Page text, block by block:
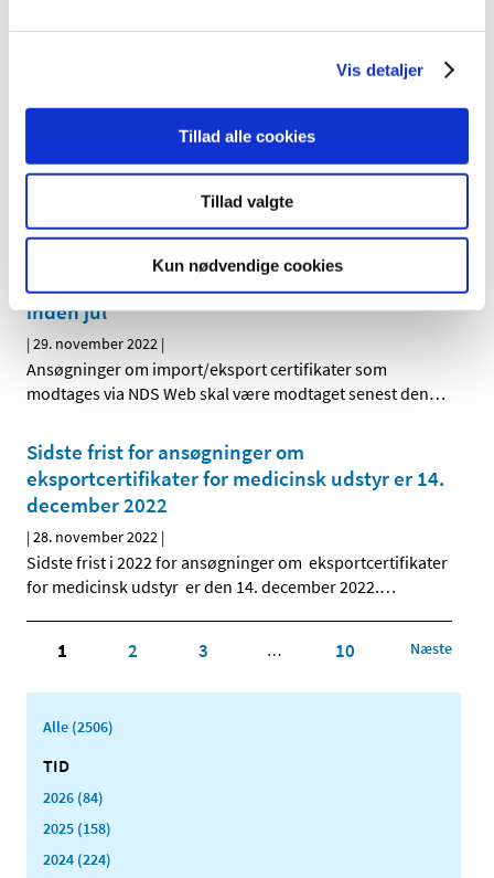
Vis detaljer
Tillad alle cookies
Tillad valgte
Kun nødvendige cookies
Fra 1. januar 2023 ændres angivelse af ansvarlig leder,
kontrakttagere og kvalitetsansvarlig person på …
Bevilling til at drive Frederiksberg Apotek
Lægemiddelstyrelsen har den 25. november 2022
meddelt, at Siva Prasada Reddy Maddirala Venkata får
Ansøgningsfrister for udstedelse af certifikater
til import/eksport af euforiserende stoffer
inden jul
| 29. november 2022 |
Ansøgninger om import/eksport certifikater som
modtages via NDS Web skal være modtaget senest den…
Sidste frist for ansøgninger om
eksportcertifikater for medicinsk udstyr er 14.
december 2022
|28. november 2022 |
Sidste frist i 2022 for ansøgninger om eksportcertifikater
for medicinsk udstyr er den 14. december 2022.…
1 2 3 … 10 Næste
Alle (2506)
TID
2026 (84)
2025 (158)
2024 (224)